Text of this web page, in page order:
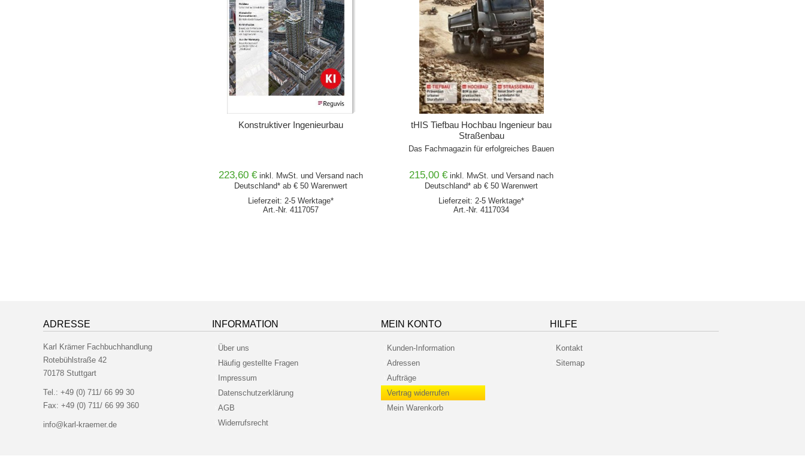
Konstruktiver Ingenieurbau
223,60 € inkl. MwSt. undVersand nach
Deutschland* ab € 50 Warenwert
Lieferzeit: 2-5 Werktage*
Art.-Nr. 4117057
tHIS Tiefbau Hochbau Ingenieur bau
Straßenbau
Das Fachmagazin für erfolgreiches Bauen
215,00 € inkl. MwSt. undVersand nach
Deutschland* ab € 50 Warenwert
Lieferzeit: 2-5 Werktage*
Art.-Nr. 4117034
ADRESSE
Karl Krämer Fachbuchhandlung
Rotebühlstraße 42
70178 Stuttgart
Tel.: +49 (0) 711/ 66 99 30
Fax: +49 (0) 711/ 66 99 360
info@karl-kraemer.de
INFORMATION
Über uns
Häufig gestellte Fragen
Impressum
Datenschutzerklärung
AGB
Widerrufsrecht
MEIN KONTO
Kunden-Information
Adressen
Aufträge
Vertrag widerrufen
Mein Warenkorb
HILFE
Kontakt
Sitemap